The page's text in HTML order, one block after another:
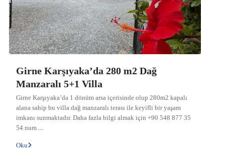
Girne Karşıyaka’da 280 m2 Dağ
Manzaralı 5+1 Villa
Girne Karşıyaka’da 1 dönüm arsa içerisinde olup 280m2 kapalı
alana sahip bu villa dağ manzaralı terası ile keyifli bir yaşam
imkanı sunmaktadır. Daha fazla bilgi almak için +90 548 877 35
54 num
Oku